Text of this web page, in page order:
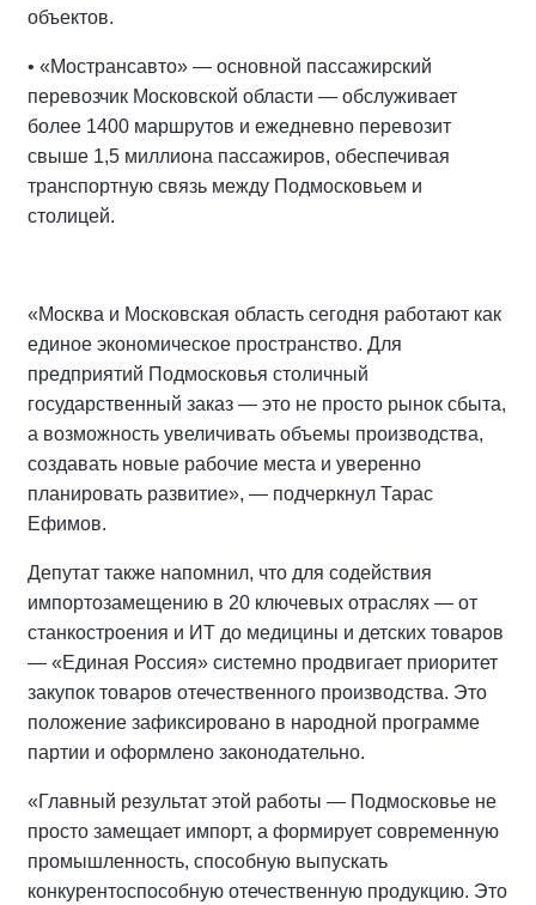
объектов.
• «Мострансавто» — основной пассажирский
перевозчик Московской области — обслуживает
более 1400 маршрутов и ежедневно перевозит
свыше 1,5 миллиона пассажиров, обеспечивая
транспортную связь между Подмосковьем и
столицей.
«Москва и Московская область сегодня работают как
единое экономическое пространство. Для
предприятий Подмосковья столичный
государственный заказ — это не просто рынок сбыта,
а возможность увеличивать объемы производства,
создавать новые рабочие места и уверенно
планировать развитие», — подчеркнул Тарас
Ефимов.
Депутат также напомнил, что для содействия
импортозамещению в 20 ключевых отраслях — от
станкостроения и ИТ до медицины и детских товаров
— «Единая Россия» системно продвигает приоритет
закупок товаров отечественного производства. Это
положение зафиксировано в народной программе
партии и оформлено законодательно.
«Главный результат этой работы — Подмосковье не
просто замещает импорт, а формирует современную
промышленность, способную выпускать
конкурентоспособную отечественную продукцию. Это